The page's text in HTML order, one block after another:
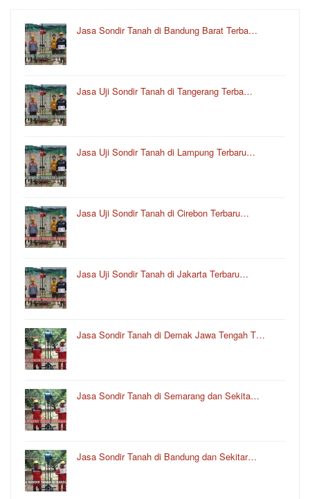
Jasa Sondir Tanah di Bandung Barat Terba…
Jasa Uji Sondir Tanah di Tangerang Terba…
Jasa Uji Sondir Tanah di Lampung Terbaru…
Jasa Uji Sondir Tanah di Cirebon Terbaru…
Jasa Uji Sondir Tanah di Jakarta Terbaru…
Jasa Sondir Tanah di Demak Jawa Tengah T…
Jasa Sondir Tanah di Semarang dan Sekita…
Jasa Sondir Tanah di Bandung dan Sekitar…